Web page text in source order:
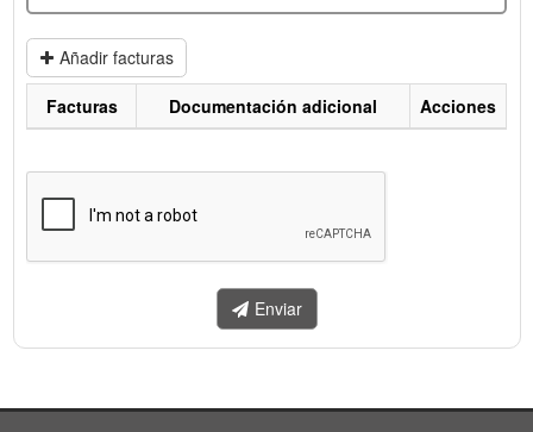
Añadir facturas
enviar.
Facturas Documentación adicional Acciones
Enviar